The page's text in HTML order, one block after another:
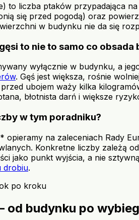
to liczba ptaków przypadająca
się przed pogodą) oraz
w budynku nie da się
to nie to samo co obsada
wyłącznie w budynku, a
. Gęś jest większa, rośnie
ubojem waży kilka
błotnista darń i większe
w tym poradniku?
opieramy na zaleceniach Rady
Konkretne liczby zależą
jako punkt wyjścia, a nie
drobiu.
po kroku
od budynku po